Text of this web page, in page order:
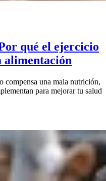
qué el ejercicio
alimentación
compensa una mala nutrición,
para mejorar tu salud